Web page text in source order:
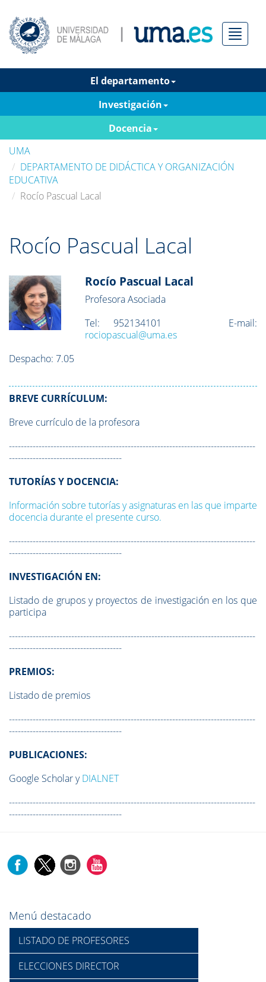
Menú
El departamento
Investigación
Docencia
UMA
DEPARTAMENTO DE DIDÁCTICA Y ORGANIZACIÓN
EDUCATIVA
Rocío Pascual Lacal
Rocío Pascual Lacal
Rocío Pascual Lacal
Profesora Asociada
Tel: 952134101
E-mail:
rociopascual@uma.es
Despacho: 7.05
BREVE CURRÍCULUM:
Breve currículo de la profesora
-----------------------------------------------------------------------------------
--------------------------------------
TUTORÍAS Y DOCENCIA:
Información sobre tutorías y asignaturas en las que imparte
docencia durante el presente curso.
-----------------------------------------------------------------------------------
--------------------------------------
INVESTIGACIÓN EN:
Listado de grupos y proyectos de investigación en los que
participa
-----------------------------------------------------------------------------------
--------------------------------------
PREMIOS:
Listado de premios
-----------------------------------------------------------------------------------
--------------------------------------
PUBLICACIONES:
Google Scholar yDIALNET
-----------------------------------------------------------------------------------
--------------------------------------
Menú destacado
LISTADO DE PROFESORES
ELECCIONES DIRECTOR